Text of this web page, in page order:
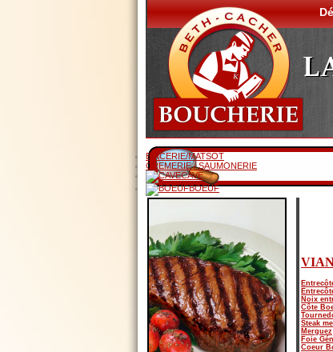
EPICERIE/MATSOT
CREMERIE / SAUMONERIE
CAVE
BOEUF
Noix
Côte
Steak
Merguez
Foie
Coeur